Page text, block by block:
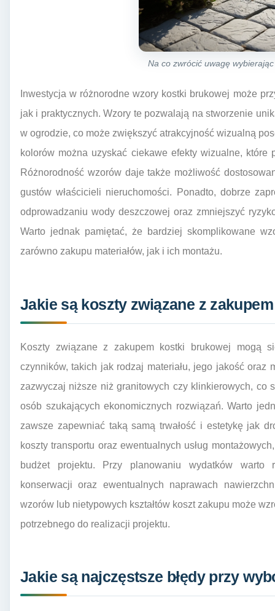
Na co zwrócić uwagę
Inwestycja w różnorodne wzory kostki brukowej może
jak i praktycznych. Wzory te pozwalają na stworzenie
w ogrodzie, co może zwiększyć atrakcyjność wizualną
kolorów można uzyskać ciekawe efekty wizualne, które
Różnorodność wzorów daje także możliwość
gustów właścicieli nieruchomości. Ponadto, dobrze
odprowadzaniu wody deszczowej oraz zmniejszyć
Warto jednak pamiętać, że bardziej skomplikowane
zarówno zakupu materiałów, jak i ich montażu.
Jakie są koszty związane z
Koszty związane z zakupem kostki brukowej mogą
czynników, takich jak rodzaj materiału, jego jakość oraz
zazwyczaj niższe niż granitowych czy klinkierowych, co
osób szukających ekonomicznych rozwiązań. Warto
zawsze zapewniać taką samą trwałość i estetykę jak
koszty transportu oraz ewentualnych usług
budżet projektu. Przy planowaniu wydatków warto
konserwacji oraz ewentualnych naprawach
wzorów lub nietypowych kształtów koszt zakupu może
potrzebnego do realizacji projektu.
Jakie są najczęstsze błędy przy